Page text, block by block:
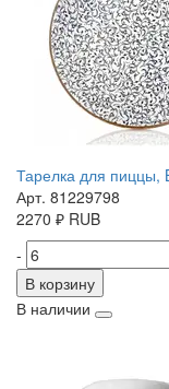
Тарелка для пиццы,
Арт. 81229798
2270 ₽ RUB
-
В корзину
В наличии